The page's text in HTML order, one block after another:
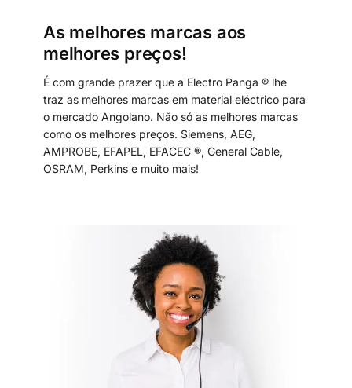
As melhores marcas aos
melhores preços!
É com grande prazer que a Electro Panga ® lhe
traz as melhores marcas em material eléctrico para
o mercado Angolano. Não só as melhores marcas
como os melhores preços. Siemens, AEG,
AMPROBE, EFAPEL, EFACEC ®, General Cable,
OSRAM, Perkins e muito mais!